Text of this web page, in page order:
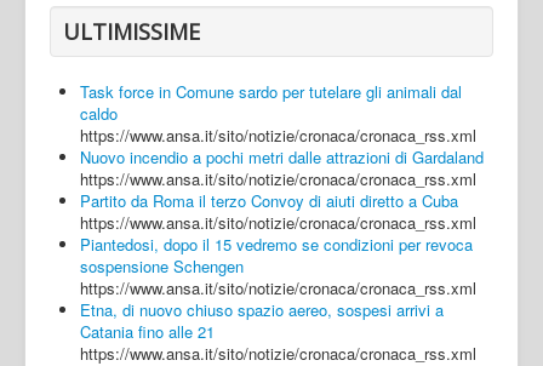
Caserta
Napoli
Salerno
Login
ULTIMISSIME
Task force in Comune sardo per tutelare gli animali dal
caldo
https://www.ansa.it/sito/notizie/cronaca/cronaca_rss.xml
Nuovo incendio a pochi metri dalle attrazioni di Gardaland
https://www.ansa.it/sito/notizie/cronaca/cronaca_rss.xml
Partito da Roma il terzo Convoy di aiuti diretto a Cuba
https://www.ansa.it/sito/notizie/cronaca/cronaca_rss.xml
Piantedosi, dopo il 15 vedremo se condizioni per revoca
sospensione Schengen
https://www.ansa.it/sito/notizie/cronaca/cronaca_rss.xml
Etna, di nuovo chiuso spazio aereo, sospesi arrivi a
Catania fino alle 21
https://www.ansa.it/sito/notizie/cronaca/cronaca_rss.xml